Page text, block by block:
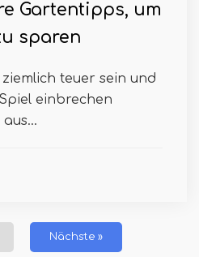
Gartentipps, um
sparen
teuer sein und
einbrechen
Nächste »